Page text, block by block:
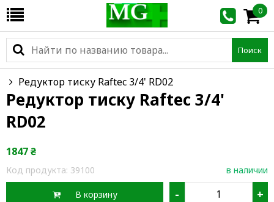
0
Поиск
Редуктор тиску Raftec 3/4' RD02
Редуктор тиску Raftec 3/4'
RD02
1847₴
Код продукта: 39100 в наличии
В корзину - +